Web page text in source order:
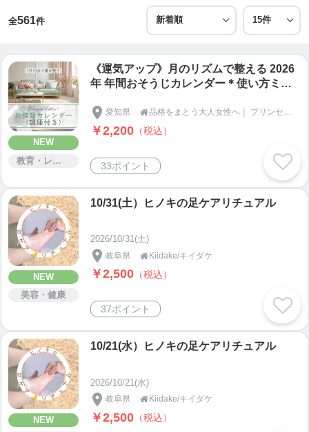
全561件
NEW
教育・レッスン・講習
《運気アップ》月のリズムで整える 2026
年 年間おそうじカレンダー＊使い方ミニ
愛知県  品格をまとう大人女性へ｜ プリンセスエリー
￥2,200 （税込）
33ポイント
NEW
美容・健康
10/31(土）ヒノキの足ケアリチュアル
2026/10/31(土)
岐阜県 Kiidake/キイダケ
￥2,500 （税込）
37ポイント
NEW
10/21(水）ヒノキの足ケアリチュアル
2026/10/21(水)
岐阜県  Kiidake/キイダケ
￥2,500 （税込）